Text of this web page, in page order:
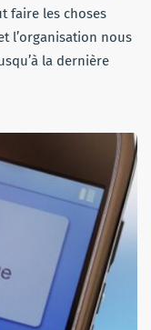
faire les choses
l’organisation nous
la dernière